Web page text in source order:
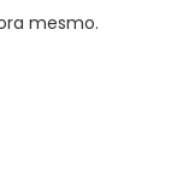
mesmo.